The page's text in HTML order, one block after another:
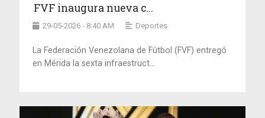
FVF inaugura nueva c...
29-05-2026 - 8:40 AM Deportes
La Federación Venezolana de Fútbol (FVF) entregó
en Mérida la sexta infraestruct...